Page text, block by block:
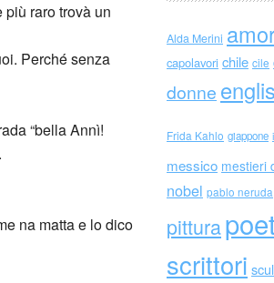
raro trovà un
Perché senza
“bella Annì!
na matta e lo dico
Alda Merini
capolavori chile cile
donne
Frida Kahlo giappone
messico mestieri
nobel pablo neruda
pittura
scrittori